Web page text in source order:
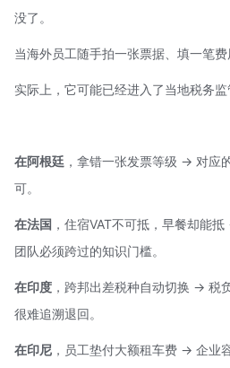
没了。
当海外员工随手拍一张票据、填一笔费
实际上，它可能已经进入了当地税务监
在阿根廷 ，拿错一张发票等级 → 对应
可。
在法国 ，住宿VAT不可抵，早餐却能
团队必须跨过的知识门槛。
在印度 ，跨邦出差税种自动切换 → 税
很难追溯退回。
在印尼 ，员工垫付大额租车费 → 企业